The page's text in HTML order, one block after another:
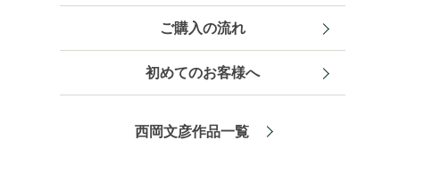
ご購入の流れ
初めてのお客様へ
西岡文彦作品一覧